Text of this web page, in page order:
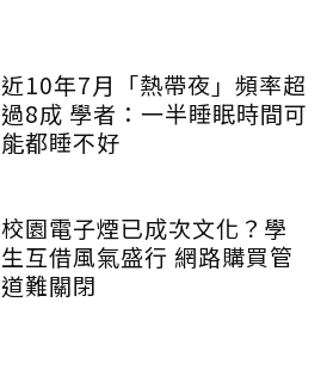
近10年7月「熱帶夜」頻率超
過8成 學者：一半睡眠時間可
能都睡不好
校園電子煙已成次文化？學
生互借風氣盛行 網路購買管
道難關閉